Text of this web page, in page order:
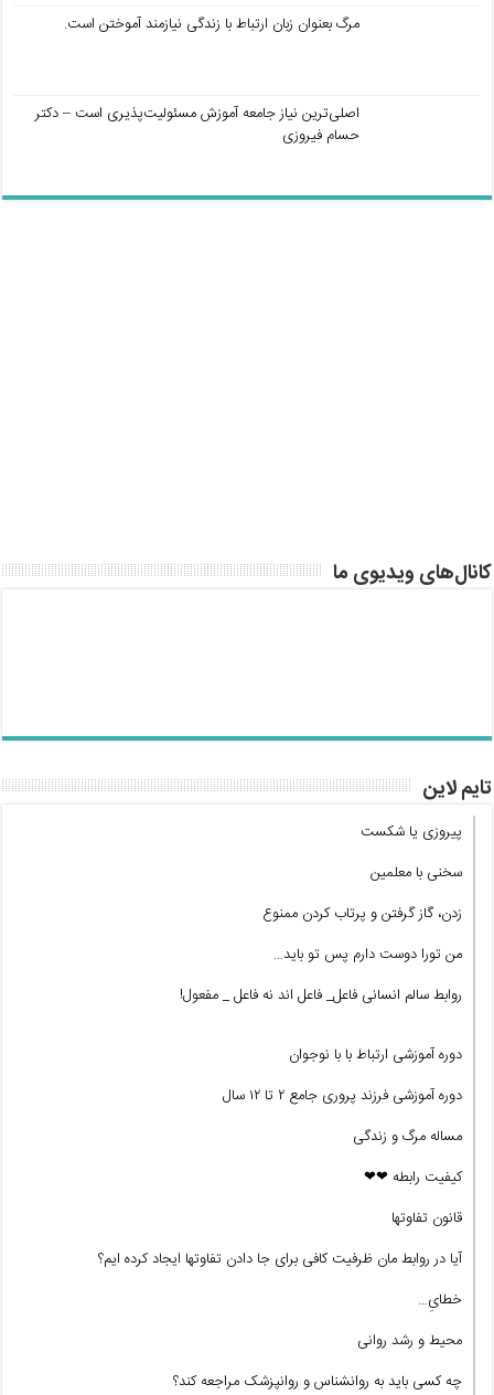
مرگ بعنوان زبان ارتباط با زندگی نیازمند آموختن است.
اصلی‌ترین نیاز جامعه آموزش مسئولیت‌پذیری است – دکتر
حسام فیروزی
کانال‌های ویدیوی ما
تایم لاین
پیروزی یا شکست
سخنی با معلمین
زدن، گاز گرفتن و پرتاب کردن ممنوع
من تورا دوست دارم پس تو باید…
روابط سالم انسانی فاعل_ فاعل اند نه فاعل _ مفعول!
دوره آموزشی ارتباط با با نوجوان
دوره آموزشی فرزند پروری جامع ۲ تا ۱۲ سال
مساله مرگ و زندگی
کیفیت رابطه ❤❤
قانون تفاوتها
آیا در روابط مان ظرفیت کافی برای جا دادن تفاوتها ایجاد کرده ایم؟
خطایِ…
محیط و رشد روانی
چه کسی باید به روانشناس و روانپزشک مراجعه کند؟